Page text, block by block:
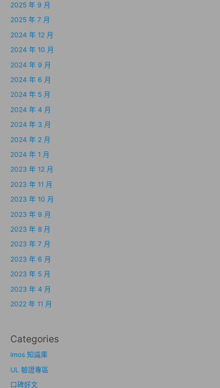
2025 年 9 月
2025 年 7 月
2024 年 12 月
2024 年 10 月
2024 年 9 月
2024 年 6 月
2024 年 5 月
2024 年 4 月
2024 年 3 月
2024 年 2 月
2024 年 1 月
2023 年 12 月
2023 年 11 月
2023 年 10 月
2023 年 9 月
2023 年 8 月
2023 年 7 月
2023 年 6 月
2023 年 5 月
2023 年 4 月
2022 年 11 月
Categories
imos 知識庫
UL 驗證專區
口碑好文